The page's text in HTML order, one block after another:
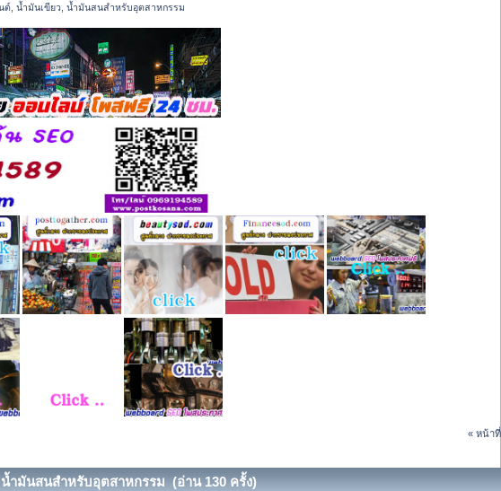
ต์, น้ำมันเขียว, น้ำมันสนสำหรับอุตสาหกรรม
« หน้า
ำมันสนสำหรับอุตสาหกรรม (อ่าน 130 ครั้ง)